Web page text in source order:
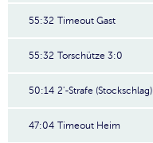
55:32 Timeout Gast
55:32 Torschütze 3:0
50:14 2'-Strafe (Stockschlag)
47:04 Timeout Heim